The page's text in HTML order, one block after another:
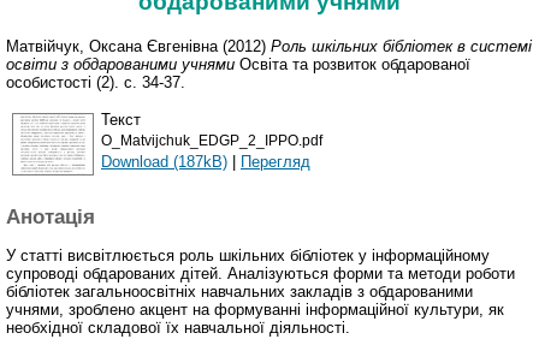
Матвійчук, Оксана Євгенівна (2012) Роль шкільних бібліотек в системі
освіти з обдарованими учнями Освіта та розвиток обдарованої
особистості (2). с. 34-37.
Текст
O_Matvijchuk_EDGP_2_IPPO.pdf
Download (187kB) | Перегляд
Анотація
У статті висвітлюється роль шкільних бібліотек у інформаційному
супроводі обдарованих дітей. Аналізуються форми та методи роботи
бібліотек загальноосвітніх навчальних закладів з обдарованими
учнями, зроблено акцент на формуванні інформаційної культури, як
необхідної складової їх навчальної діяльності.